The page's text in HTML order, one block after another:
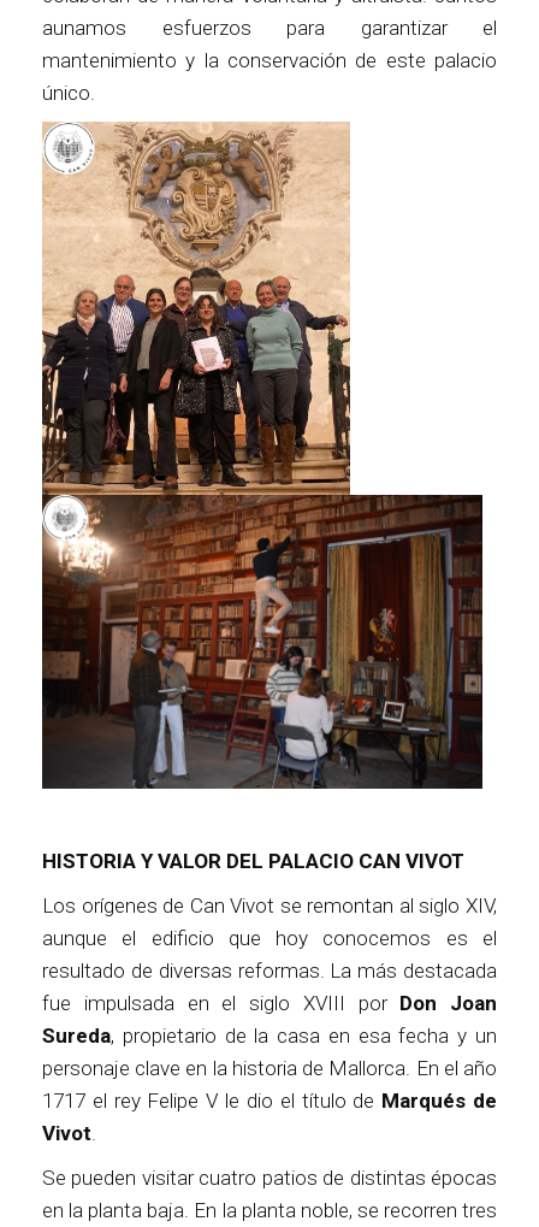
aunamos esfuerzos para garantizar el
mantenimiento y la conservación de este palacio
único.
HISTORIA Y VALOR DEL PALACIO CAN VIVOT
Los orígenes de Can Vivot se remontan al siglo XIV,
aunque el edificio que hoy conocemos es el
resultado de diversas reformas. La más destacada
fue impulsada en el siglo XVIII por Don Joan
Sureda, propietario de la casa en esa fecha y un
personaje clave en la historia de Mallorca. En el año
1717 el rey Felipe V le dio el título de Marqués de
Vivot
Se pueden visitar cuatro patios de distintas épocas
en la planta baja. En la planta noble, se recorren tres